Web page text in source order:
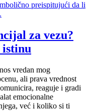
za vezu?
vredan mog
ali prava vrednost
reaguje i gradi
emocionalne
već i koliko si ti